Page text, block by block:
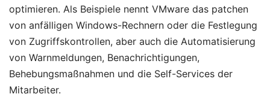
optimieren. Als Beispiele nennt VMware das patchen
von anfälligen Windows-Rechnern oder die Festlegung
von Zugriffskontrollen, aber auch die Automatisierung
von Warnmeldungen, Benachrichtigungen,
Behebungsmaßnahmen und die Self-Services der
Mitarbeiter.